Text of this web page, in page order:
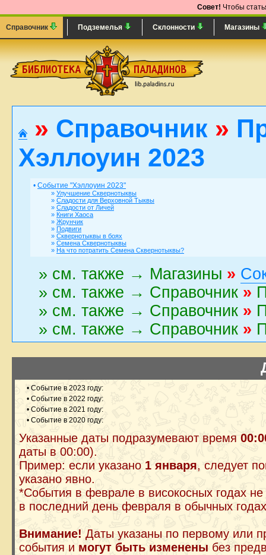
Совет! Чтобы
Справочник Подземелья Склонности Магазины
» Справочник »
Хэллоуин 2023
• Событие "Хэллоуин 2023"
» Улучшение Сквернотыквы
» Сладости для Верховной Тыквы
» Сладости от Личей
» Книги Хаоса
» Жрунчик
» Подвиги
» Сквернотыквы в боях
» Семена Сквернотыквы
» На что потратить Семена Сквернотыквы?
» см. также → Магазины »
» см. также → Справочник »
» см. также → Справочник »
» см. также → Справочник »
• Событие в 2023 году:
• Событие в 2022 году:
• Событие в 2021 году:
• Событие в 2020 году:
Указанные даты подразумевают время
даты в 00:00).
Пример: если указано 1 января, следует
указано явно.
*События в феврале в високосных годах
в последний день февраля в обычных
Внимание! Даты указаны по первому или
события и могут быть изменены без